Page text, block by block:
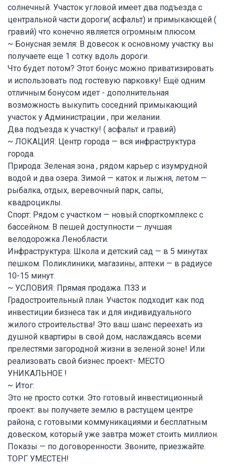
солнечный. Участок угловой имеет два подъезда с
центральной части дороги( асфальт) и примыкающей (
гравий) что конечно является огромным плюсом.
~ Бонусная земля: В довесок к основному участку вы
получаете еще 1 сотку вдоль дороги.
Что будет потом? Этот бонус можно приватизировать
и использовать под гостевую парковку! Ещё одним
отличным бонусом идет - дополнительная
возможность выкупить соседний примыкающий
участок у Администрации , при желании.
Два подъезда к участку! ( асфальт и гравий)
~ ЛОКАЦИЯ: Центр города — вся инфраструктура
города.
Природа: Зеленая зона , рядом карьер с изумрудной
водой и два озера. Зимой — каток и лыжня, летом —
рыбалка, отдых, веревочный парк, сапы,
квадроциклы.
Спорт: Рядом с участком — новый спорткомплекс с
бассейном. В пешей доступности — лучшая
велодорожка Ленобласти.
Инфраструктура: Школа и детский сад — в 5 минутах
пешком. Поликлиники, магазины, аптеки — в радиусе
10-15 минут.
~ УСЛОВИЯ: Прямая продажа. ПЗЗ и
Градостроительный план. Участок подходит как под
инвестиции бизнеса так и для индивидуального
жилого строительства! Это ваш шанс переехать из
душной квартиры в свой дом, наслаждаясь всеми
прелестями загородной жизни в зеленой зоне! Или
реализовать свой бизнес проект- МЕСТО
УНИКАЛЬНОЕ !
~ Итог:
Это не просто сотки. Это готовый инвестиционный
проект: вы получаете землю в растущем центре
района, с готовыми коммуникациями и бесплатным
довеском, который уже завтра может стоить миллион.
Показы — по договоренности. Звоните, приезжайте.
ТОРГ УМЕСТЕН!